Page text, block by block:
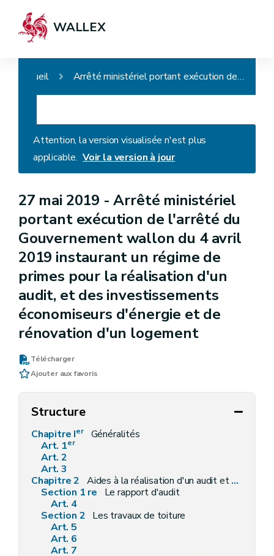
WALLEX
Accueil Arrêté ministériel portant exécution de l'arrêté du Gouvernement wallon du 4 avril 2019 instaurant un régime de primes pour la réalisation d'un audit, et des investissements économiseurs d'énergie et de rénovation d'un logement
Attention, la version visualisée n'est plus
applicable. Voir la version à jour
27 mai 2019 -Arrêté ministériel
portant exécution de l'arrêté du
Gouvernement wallon du 4 avril
2019 instaurant un régime de
primes pour la réalisation d'un
audit, et des investissements
économiseurs d'énergie et de
rénovation d'un logement
Télécharger
Ajouter aux favoris
Structure
Chapitre Ier
Généralités
Art. 1er
Art. 2
Art. 3
Chapitre 2 Aides à la réalisation d'un audit et d'investissements économiseurs d'énergie et de rénovation d'un logement
Section 1 re
Le rapport d'audit
Art. 4
Section 2 Les travaux de toiture
Art. 5
Art. 6
Art. 7